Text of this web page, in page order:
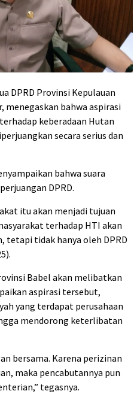
DPRD Provinsi Kepulauan
menegaskan bahwa aspirasi
keberadaan Hutan
secara serius dan
bahwa suara
DPRD.
itu akan menjadi tujuan
terhadap HTI akan
tetapi tidak hanya oleh DPRD
Babel akan melibatkan
aspirasi tersebut,
yang terdapat perusahaan
mendorong keterlibatan
bersama. Karena perizinan
maka pencabutannya pun
tegasnya.